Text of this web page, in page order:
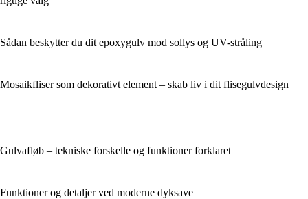
Sådan beskytter du dit epoxygulv mod sollys og UV-stråling
Mosaikfliser som dekorativt element – skab liv i dit flisegulvdesign
Gulvafløb – tekniske forskelle og funktioner forklaret
Funktioner og detaljer ved moderne dyksave